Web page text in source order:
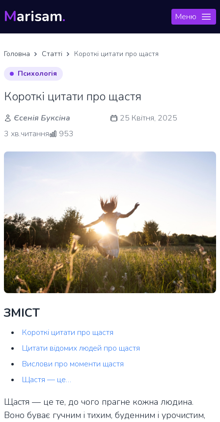
Marisam. Меню
Головна Статті Короткі цитати про щастя
Психологія
Короткі цитати про щастя
Єсенія Буксіна
25 Квітня, 2025
3 хв.читання
953
ЗМІСТ
Короткі цитати про щастя
Цитати відомих людей про щастя
Вислови про моменти щастя
Щастя — це…
Щастя — це те, до чого прагне кожна людина.
Воно буває гучним і тихим, буденним і урочистим,